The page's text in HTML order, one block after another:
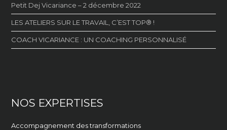
Petit Dej Vicariance – 2 décembre 2022
LES ATELIERS SUR LE TRAVAIL, C’EST TOP® !
COACH VICARIANCE : UN COACHING PERSONNALISÉ
NOS EXPERTISES
Accompagnement des transformations